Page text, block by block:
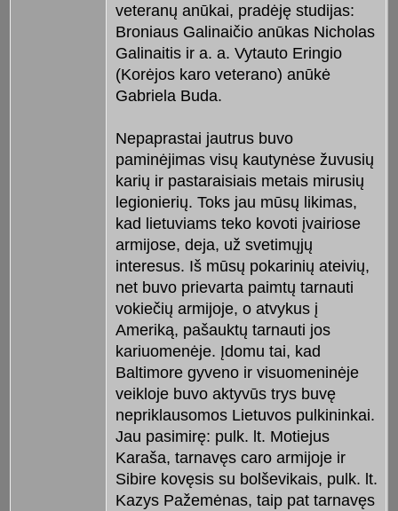
veteranų anūkai, pradėję studijas:
Broniaus Galinaičio anūkas Nicholas
Galinaitis ir a. a. Vytauto Eringio
(Korėjos karo veterano) anūkė
Gabriela Buda.
Nepaprastai jautrus buvo
paminėjimas visų kautynėse žuvusių
karių ir pastaraisiais metais mirusių
legionierių. Toks jau mūsų likimas,
kad lietuviams teko kovoti įvairiose
armijose, deja, už svetimųjų
interesus. Iš mūsų pokarinių ateivių,
net buvo prievarta paimtų tarnauti
vokiečių armijoje, o atvykus į
Ameriką, pašauktų tarnauti jos
kariuomenėje. Įdomu tai, kad
Baltimore gyveno ir visuomeninėje
veikloje buvo aktyvūs trys buvę
nepriklausomos Lietuvos pulkininkai.
Jau pasimirę: pulk. lt. Motiejus
Karaša, tarnavęs caro armijoje ir
Sibire kovęsis su bolševikais, pulk. lt.
Kazys Pažemėnas, taip pat tarnavęs